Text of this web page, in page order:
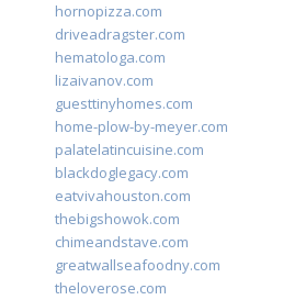
hornopizza.com
driveadragster.com
hematologa.com
lizaivanov.com
guesttinyhomes.com
home-plow-by-meyer.com
palatelatincuisine.com
blackdoglegacy.com
eatvivahouston.com
thebigshowok.com
chimeandstave.com
greatwallseafoodny.com
theloverose.com